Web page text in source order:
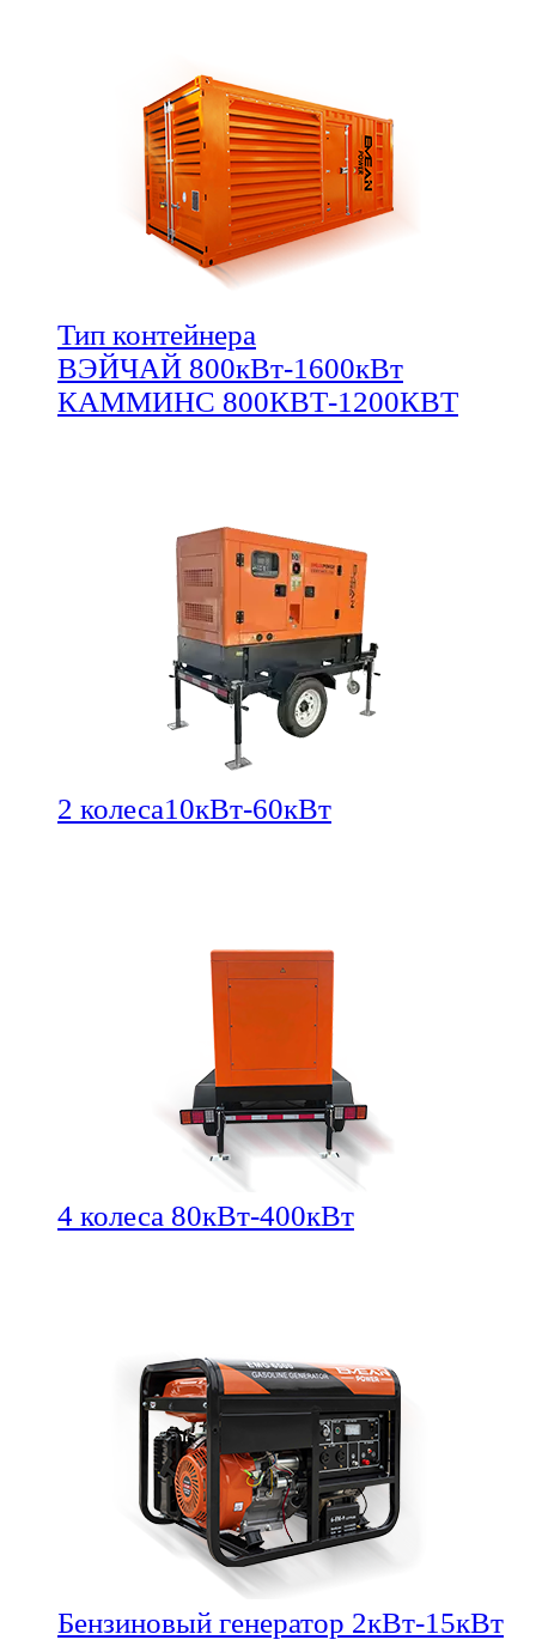
Тип контейнера
ВЭЙЧАЙ 800кВт-1600кВт
КАММИНС 800КВТ-1200КВТ
2 колеса10кВт-60кВт
4 колеса 80кВт-400кВт
Бензиновый генератор 2кВт-15кВт